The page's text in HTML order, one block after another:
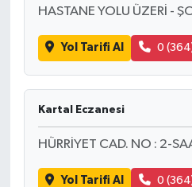
HASTANE YOLU ÜZERİ -
Yol Tarifi Al 0
Kartal Eczanesi
HÜRRİYET CAD. NO : 2-
Yol Tarifi Al 0